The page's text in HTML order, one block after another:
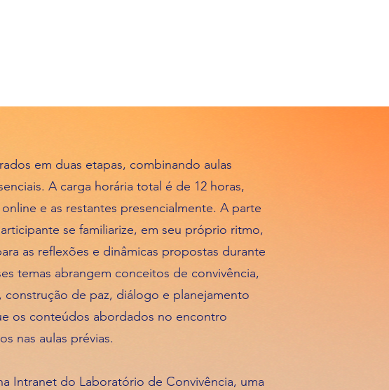
em duas etapas, combinando aulas
A carga horária total é de 12 horas,
e as restantes presencialmente. A parte
se familiarize, em seu próprio ritmo,
as reflexões e dinâmicas propostas durante
temas abrangem conceitos de convivência,
construção de paz, diálogo e planejamento
os conteúdos abordados no encontro
nas aulas prévias.
Intranet do Laboratório de Convivência, uma